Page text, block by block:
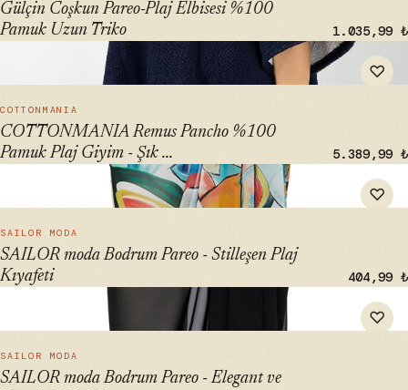
Gülçin Coşkun Pareo-Plaj Elbisesi %100
Pamuk Uzun Triko
1.035,99 ₺
♡
" alt="COTTONMANIA Remus Pancho %100 Pamuk Plaj Giyim
- Şık ve Konforlu Panço" loading="lazy">
COTTONMANIA
COTTONMANIA Remus Pancho %100
Pamuk Plaj Giyim - Şık ...
5.389,99 ₺
♡
" alt="SAILOR moda Bodrum Pareo - Stilleşen Plaj Kıyafeti"
SAILOR MODA
SAILOR moda Bodrum Pareo - Stilleşen Plaj
Kıyafeti
404,99 ₺
♡
" alt="SAILOR moda Bodrum Pareo - Elegant ve Rüzgârlı Plaj
Giyimi" loading="lazy">
SAILOR MODA
SAILOR moda Bodrum Pareo - Elegant ve